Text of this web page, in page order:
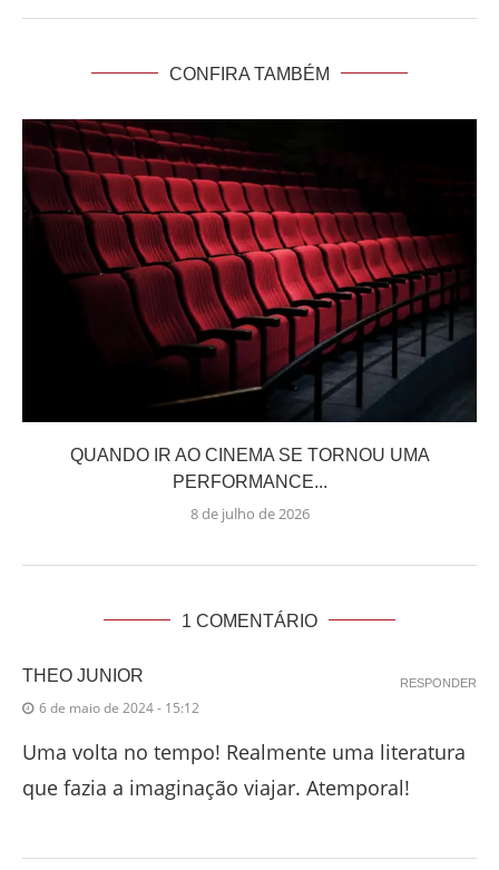
CONFIRA TAMBÉM
QUANDO IR AO CINEMA SE TORNOU UMA
PERFORMANCE...
8 de julho de 2026
1 COMENTÁRIO
THEO JUNIOR
6 de maio de 2024 - 15:12
Uma volta no tempo! Realmente uma literatura
que fazia a imaginação viajar. Atemporal!
RESPONDER